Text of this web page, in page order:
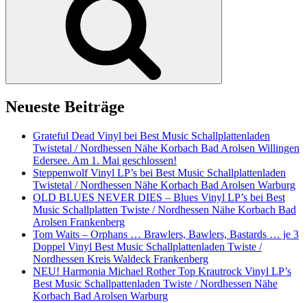
Neueste Beiträge
Grateful Dead Vinyl bei Best Music Schallplattenladen
Twistetal / Nordhessen Nähe Korbach Bad Arolsen Willingen
Edersee. Am 1. Mai geschlossen!
Steppenwolf Vinyl LP’s bei Best Music Schallplattenladen
Twistetal / Nordhessen Nähe Korbach Bad Arolsen Warburg
OLD BLUES NEVER DIES – Blues Vinyl LP’s bei Best
Music Schallplatten Twiste / Nordhessen Nähe Korbach Bad
Arolsen Frankenberg
Tom Waits – Orphans … Brawlers, Bawlers, Bastards … je 3
Doppel Vinyl Best Music Schallplattenladen Twiste /
Nordhessen Kreis Waldeck Frankenberg
NEU! Harmonia Michael Rother Top Krautrock Vinyl LP’s
Best Music Schallpattenladen Twiste / Nordhessen Nähe
Korbach Bad Arolsen Warburg